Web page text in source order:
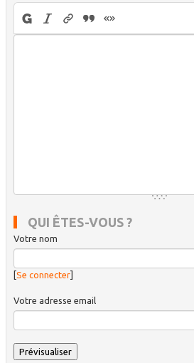
QUI ÊTES-VOUS ?
Votre nom
Se connecter]
Votre adresse email